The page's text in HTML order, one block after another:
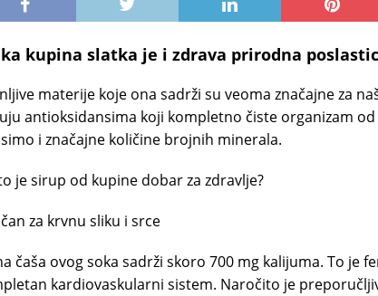
kupina slatka je i zdrava prirodna
materije koje ona sadrži su veoma značajne za
antioksidansima koji kompletno čiste organizam
i značajne količine brojnih minerala.
je sirup od kupine dobar za zdravlje?
za krvnu sliku i srce
čaša ovog soka sadrži skoro 700 mg kalijuma. To je
kardiovaskularni sistem. Naročito je